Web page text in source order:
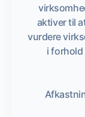
aktiver til
vurdere
i forhold